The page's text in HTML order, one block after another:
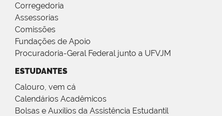
Corregedoria
Assessorias
Comissões
Fundações de Apoio
Procuradoria-Geral Federal junto a UFVJM
ESTUDANTES
Calouro, vem cá
Calendários Acadêmicos
Bolsas e Auxílios da Assistência Estudantil